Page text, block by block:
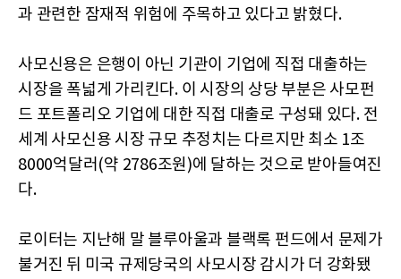
과 관련한 잠재적 위험에 주목하고 있다고 밝혔다.
사모신용은 은행이 아닌 기관이 기업에 직접 대출하는
시장을 폭넓게 가리킨다. 이 시장의 상당 부분은 사모펀
드 포트폴리오 기업에 대한 직접 대출로 구성돼 있다. 전
세계 사모신용 시장 규모 추정치는 다르지만 최소 1조
8000억달러(약 2786조원)에 달하는 것으로 받아들여진
다.
로이터는 지난해 말 블루아울과 블랙록 펀드에서 문제가
불거진 뒤 미국 규제당국의 사모시장 감시가 더 강화됐